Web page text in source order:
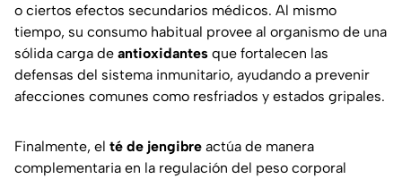
o ciertos efectos secundarios médicos. Al mismo
tiempo, su consumo habitual provee al organismo de una
sólida carga de antioxidantes que fortalecen las
defensas del sistema inmunitario, ayudando a prevenir
afecciones comunes como resfriados y estados gripales.
Finalmente, el té de jengibre actúa de manera
complementaria en la regulación del peso corporal